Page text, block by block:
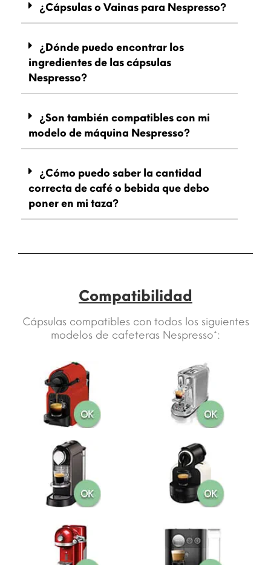
¿Cápsulas o Vainas para Nespresso?
¿Dónde puedo encontrar los
ingredientes de las cápsulas
Nespresso?
¿Son también compatibles con mi
modelo de máquina Nespresso?
¿Cómo puedo saber la cantidad
correcta de café o bebida que debo
poner en mi taza?
Compatibilidad
Cápsulas compatibles con todos los siguientes
modelos de cafeteras Nespresso*: